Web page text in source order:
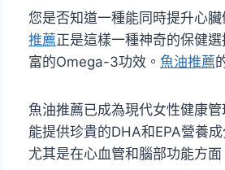
您是否知道一種能同時提升心
推薦正是這樣一種神奇的保健
富的Omega-3功效。 魚油推薦
魚油推薦已成為現代女性健康
能提供珍貴的DHA和EPA營養
尤其是在心血管和腦部功能方面